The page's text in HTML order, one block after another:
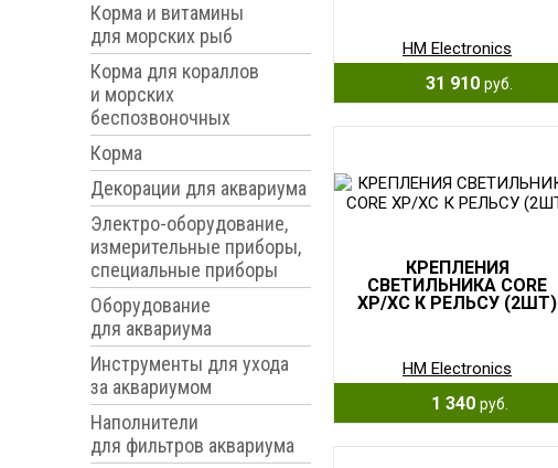
Корма и витамины
для морских рыб
Корма для кораллов
и морских
беспозвоночных
Корма
Декорации для аквариума
Электро-оборудование,
измерительные приборы,
специальные приборы
Оборудование
для аквариума
Инструменты для ухода
за аквариумом
Наполнители
для фильтров аквариума
HM Electronics
31 910 руб.
КРЕПЛЕНИЯ
СВЕТИЛЬНИКА CORE
XP/XC К РЕЛЬСУ (2ШТ)
HM Electronics
1 340 руб.